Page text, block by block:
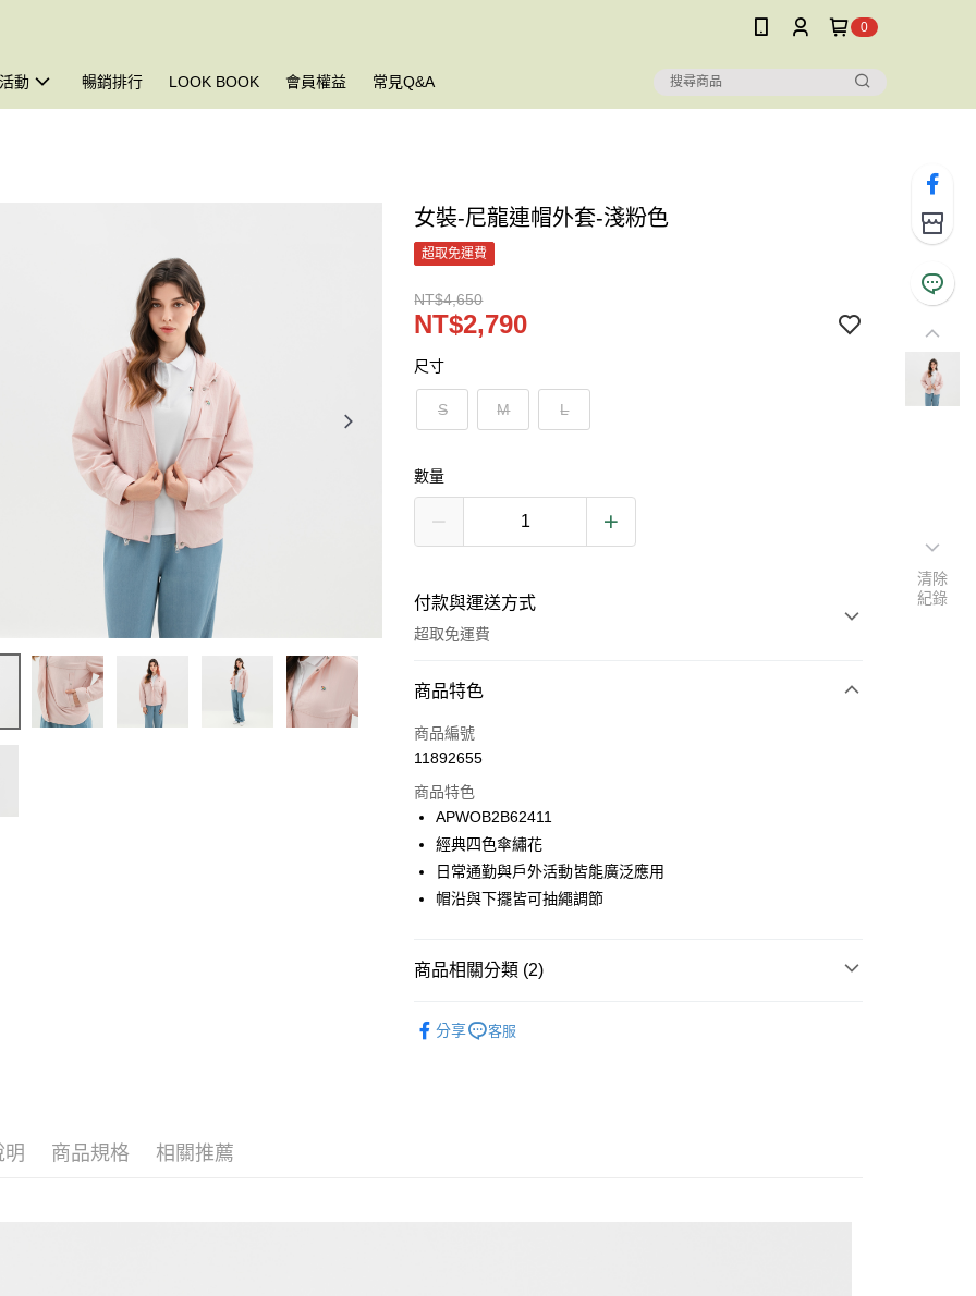
0
動 暢銷排行 LOOK BOOK 會員權益 常見Q&A
女裝-尼龍連帽外套-淺粉色
超取免運費
NT$4,650
NT$2,790
尺寸
S M L
數量
付款與運送方式
超取免運費
付款方式
信用卡一次付款
Apple Pay
悠遊付
Google Pay
付款後全家取貨
商品特色
商品編號
11892655
商品特色
APWOB2B62411
經典四色傘繡花
日常通勤與戶外活動皆能廣泛應用
帽沿與下擺皆可抽繩調節
商品相關分類 (2)
分享 客服
明 商品規格 相關推薦
清除
紀錄